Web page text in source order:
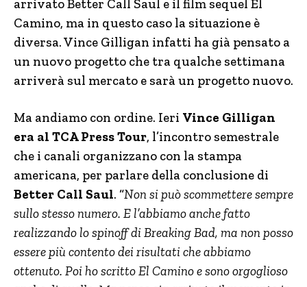
arrivato Better Call Saul e il film sequel El
Camino, ma in questo caso la situazione è
diversa. Vince Gilligan infatti ha già pensato a
un nuovo progetto che tra qualche settimana
arriverà sul mercato e sarà un progetto nuovo.
Ma andiamo con ordine. Ieri Vince Gilligan
era al TCA Press Tour, l’incontro semestrale
che i canali organizzano con la stampa
americana, per parlare della conclusione di
Better Call Saul. “Non si può scommettere sempre
sullo stesso numero. E l’abbiamo anche fatto
realizzando lo spinoff di Breaking Bad, ma non posso
essere più contento dei risultati che abbiamo
ottenuto. Poi ho scritto El Camino e sono orgoglioso